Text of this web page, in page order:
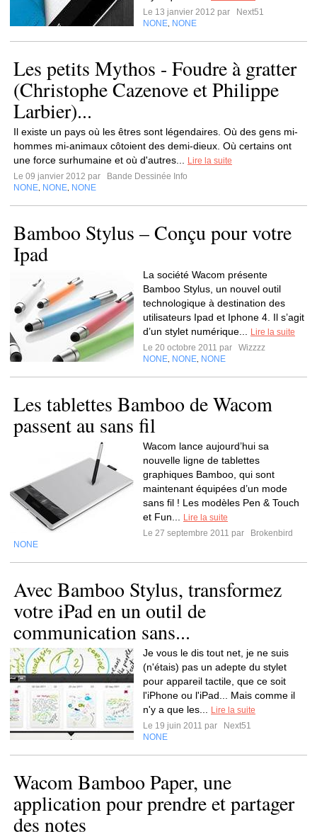
Le 13 janvier 2012 par
Next51
NONE NONE
Les petits Mythos - Foudre à gratter
(Christophe Cazenove et Philippe
Larbier)...
Il existe un pays où les êtres sont légendaires. Où des gens mi-
hommes mi-animaux côtoient des demi-dieux. Où certains ont
une force surhumaine et où d'autres...
Lire la suite
Le 09 janvier 2012 par
Bande Dessinée Info
NONE NONE NONE
Bamboo Stylus – Conçu pour votre
Ipad
La société Wacom présente
Bamboo Stylus, un nouvel outil
technologique à destination des
utilisateurs Ipad et Iphone 4. Il s’agit
d’un stylet numérique...
Lire la suite
Le 20 octobre 2011 par
Wizzzz
NONE NONE NONE
Les tablettes Bamboo de Wacom
passent au sans fil
Wacom lance aujourd’hui sa
nouvelle ligne de tablettes
graphiques Bamboo, qui sont
maintenant équipées d’un mode
sans fil ! Les modèles Pen & Touch
et Fun...
Lire la suite
Le 27 septembre 2011 par
Brokenbird
NONE
Avec Bamboo Stylus, transformez
votre iPad en un outil de
communication sans...
Je vous le dis tout net, je ne suis
(n'étais) pas un adepte du stylet
pour appareil tactile, que ce soit
l'iPhone ou l'iPad... Mais comme il
n'y a que les...
Lire la suite
Le 19 juin 2011 par
Next51
NONE
Wacom Bamboo Paper, une
application pour prendre et partager
des notes